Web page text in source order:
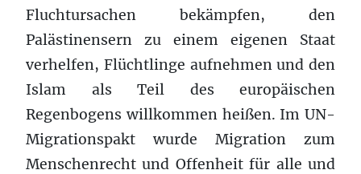
Fluchtursachen bekämpfen, den
Palästinensern zu einem eigenen Staat
verhelfen, Flüchtlinge aufnehmen und den
Islam als Teil des europäischen
Regenbogens willkommen heißen. Im UN-
Migrationspakt wurde Migration zum
Menschenrecht und Offenheit für alle und